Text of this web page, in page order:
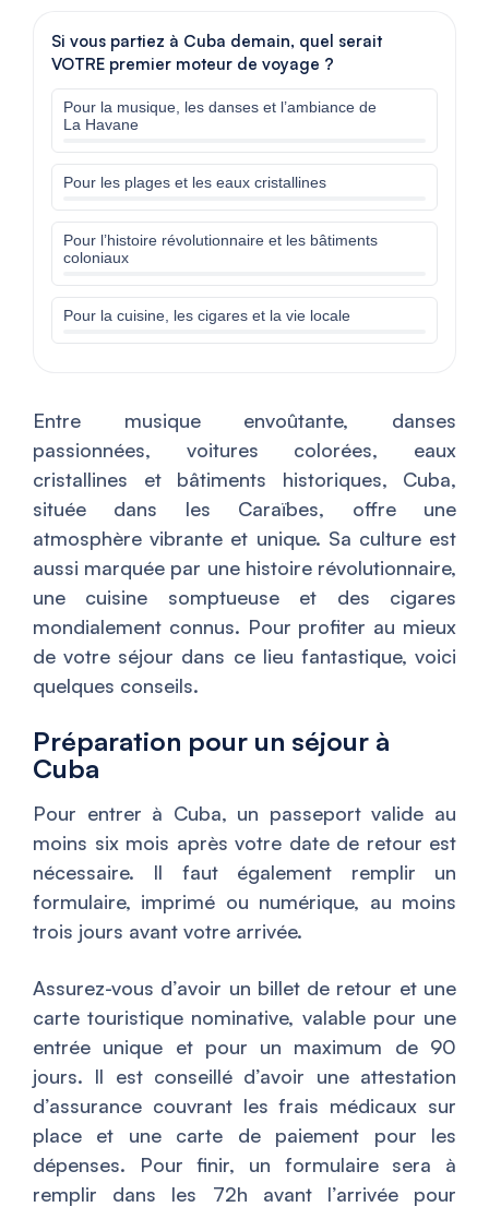
Si vous partiez à Cuba demain, quel serait
VOTRE premier moteur de voyage ?
Pour la musique, les danses et l’ambiance de
La Havane
Pour les plages et les eaux cristallines
Pour l’histoire révolutionnaire et les bâtiments
coloniaux
Pour la cuisine, les cigares et la vie locale
Entre musique envoûtante, danses
passionnées, voitures colorées, eaux
cristallines et bâtiments historiques, Cuba,
située dans les Caraïbes, offre une
atmosphère vibrante et unique. Sa culture est
aussi marquée par une histoire révolutionnaire,
une cuisine somptueuse et des cigares
mondialement connus. Pour profiter au mieux
de votre séjour dans ce lieu fantastique, voici
quelques conseils.
Préparation pour un séjour à
Cuba
Pour entrer à Cuba, un passeport valide au
moins six mois après votre date de retour est
nécessaire. Il faut également remplir un
formulaire, imprimé ou numérique, au moins
trois jours avant votre arrivée.
Assurez-vous d’avoir un billet de retour et une
carte touristique nominative, valable pour une
entrée unique et pour un maximum de 90
jours. Il est conseillé d’avoir une attestation
d’assurance couvrant les frais médicaux sur
place et une carte de paiement pour les
dépenses. Pour finir, un formulaire sera à
remplir dans les 72h avant l’arrivée pour